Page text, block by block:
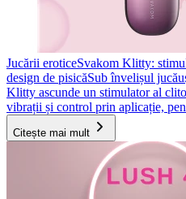
Jucării eroticeSvakom Klitty:
design de pisicăSub învelișul
Klitty ascunde un stimulator al
vibrații și control prin aplicație,
Citește mai mult